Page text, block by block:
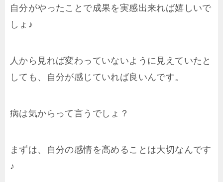
自分がやったことで成果を実感出来れば嬉しいで
しょ♪
人から見れば変わっていないように見えていたと
しても、自分が感じていれば良いんです。
病は気からって言うでしょ？
まずは、自分の感情を高めることは大切なんです
♪